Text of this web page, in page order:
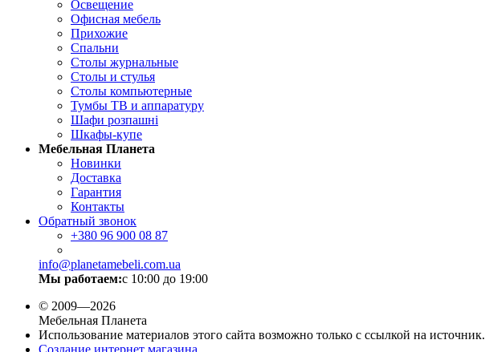
Освещение
Офисная мебель
Прихожие
Спальни
Столы журнальные
Столы и стулья
Столы компьютерные
Тумбы ТВ и аппаратуру
Шафи розпашні
Шкафы-купе
Мебельная Планета
Новинки
Доставка
Гарантия
Контакты
Обратный звонок
+380 96 900 08 87
info@planetamebeli.com.ua
Мы работаем:с 10:00 до 19:00
© 2009—2026
Мебельная Планета
Использование материалов этого сайта возможно только с ссылкой на источник.
Создание интернет магазина